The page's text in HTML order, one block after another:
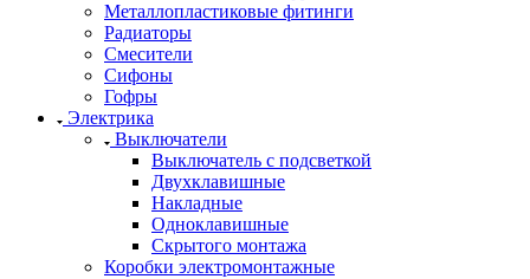
Металлопластиковые фитинги
Радиаторы
Смесители
Сифоны
Гофры
Электрика
Выключатели
Выключатель с подсветкой
Двухклавишные
Накладные
Одноклавишные
Скрытого монтажа
Коробки электромонтажные